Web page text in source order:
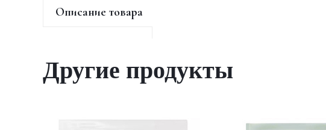
Описание товара
Другие продукты